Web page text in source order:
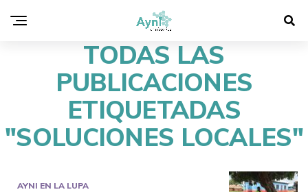
TODAS LAS
PUBLICACIONES
ETIQUETADAS
"SOLUCIONES LOCALES"
AYNI EN LA LUPA